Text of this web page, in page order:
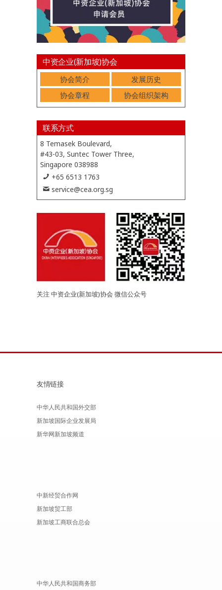
中资企业(新加坡)协会
协会简介
发展历史
协会章程
协会组织架构
联系方式
8 Temasek Boulevard,
#43-03, Suntec Tower Three,
Singapore 038988
+65 6513 1763
service@cea.org.sg
关注 中资企业(新加坡)协会 微信公众号
友情链接
中华人民共和国外交部
新加坡国际企业发展局
新华网新加坡频道
中新经贸合作网
新加坡贸工部
新加坡工商联合总会
中华人民共和国商务部